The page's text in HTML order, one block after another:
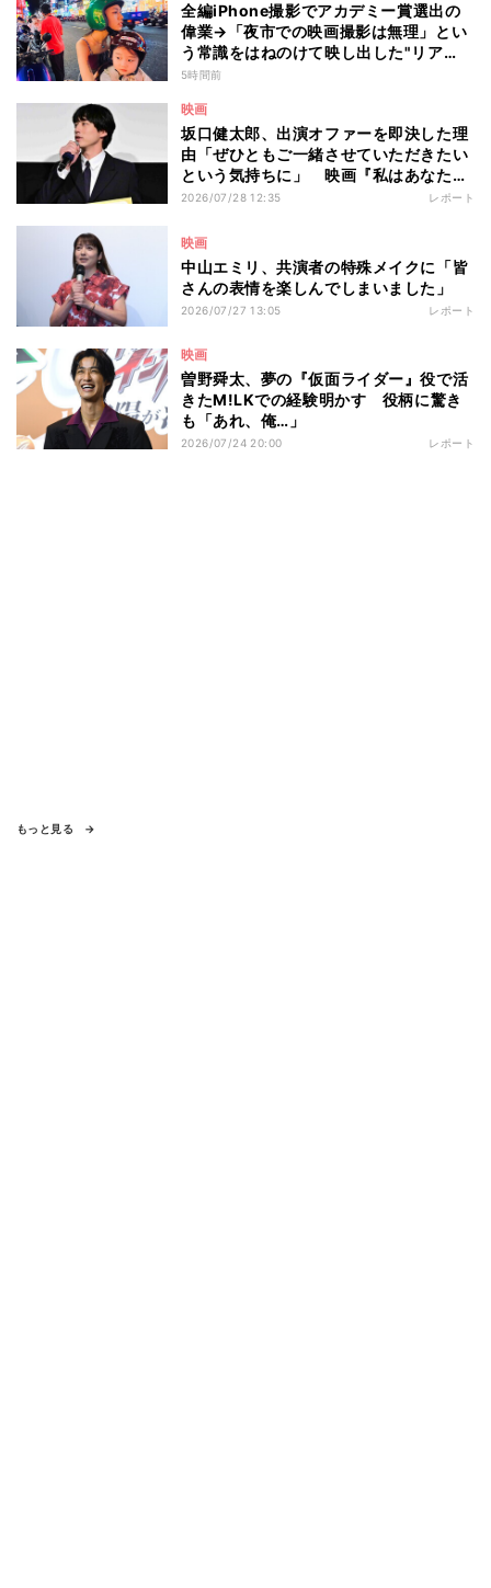
全編iPhone撮影でアカデミー賞選出の
偉業→「夜市での映画撮影は無理」とい
う常識をはねのけて映し出した"リア
ル"とは――ツォウ監督が語る映画『左
5時間前
映画
坂口健太郎、出演オファーを即決した理
由「ぜひともご一緒させていただきたい
という気持ちに」 映画『私はあなたを
知らない、』完成披露舞台挨拶
2026/07/28 12:35 レポート
映画
中山エミリ、共演者の特殊メイクに「皆
さんの表情を楽しんでしまいました」
2026/07/27 13:05 レポート
映画
曽野舜太、夢の『仮面ライダー』役で活
きたM!LKでの経験明かす 役柄に驚き
も「あれ、俺…」
2026/07/24 20:00 レポート
もっと見る